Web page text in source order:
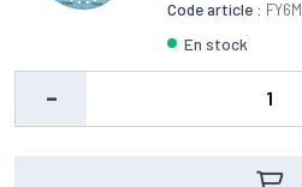
Code article :
en stock
-